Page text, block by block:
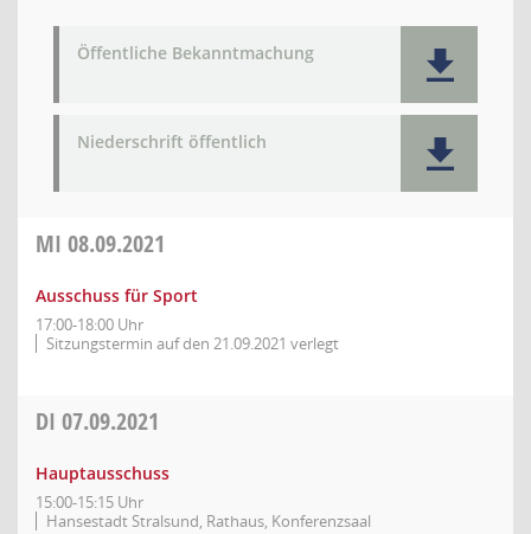
Öffentliche Bekanntmachung
Niederschrift öffentlich
MI 08.09.2021
Ausschuss für Sport
17:00-18:00 Uhr
Sitzungstermin auf den 21.09.2021 verlegt
DI 07.09.2021
Hauptausschuss
15:00-15:15 Uhr
Hansestadt Stralsund, Rathaus, Konferenzsaal